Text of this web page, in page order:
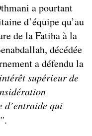
a pourtant
d’équipe qu’au
de la Fatiha à la
décédée
a défendu la
supérieur de
d’entraide qui
.